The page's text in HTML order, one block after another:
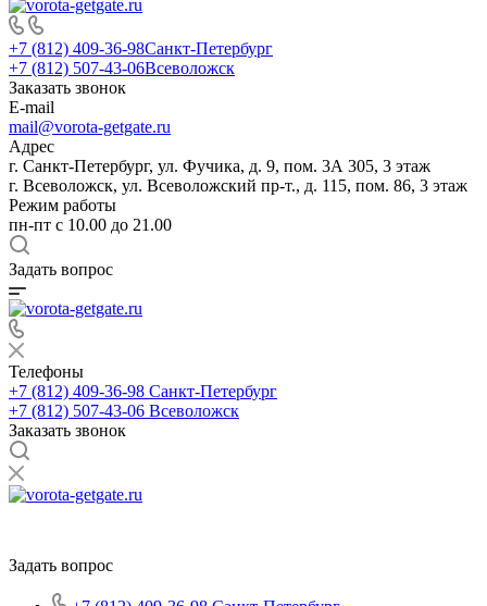
+7 (812) 409-36-98Санкт-Петербург
+7 (812) 507-43-06Всеволожск
Заказать звонок
E-mail
mail@vorota-getgate.ru
Адрес
г. Санкт-Петербург, ул. Фучика, д. 9, пом. 3А 305, 3 этаж
г. Всеволожск, ул. Всеволожский пр-т., д. 115, пом. 86, 3 этаж
Режим работы
пн-пт c 10.00 до 21.00
Задать вопрос
Телефоны
+7 (812) 409-36-98 Санкт-Петербург
+7 (812) 507-43-06 Всеволожск
Заказать звонок
Задать вопрос